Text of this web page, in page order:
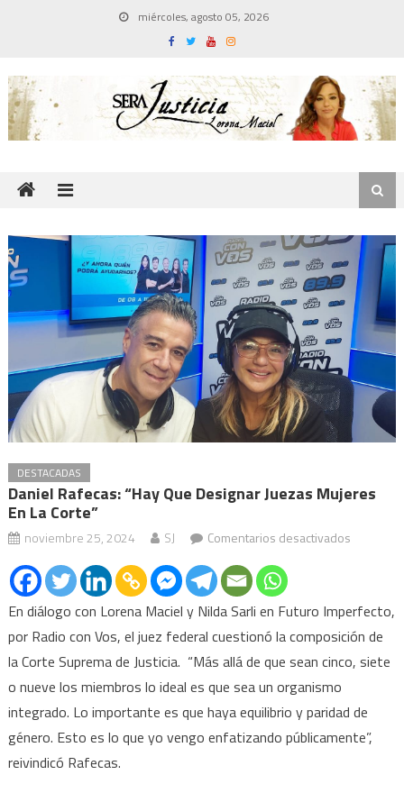
miércoles, agosto 05, 2026
DESTACADAS
Daniel Rafecas: “Hay Que Designar Juezas Mujeres
En La Corte”
noviembre 25, 2024 SJ Comentarios desactivadosen
“Hay
que
juezas
en
la
En diálogo con Lorena Maciel y Nilda Sarli en Futuro Imperfecto,
por Radio con Vos, el juez federal cuestionó la composición de
la Corte Suprema de Justicia. “Más allá de que sean cinco, siete
o nueve los miembros lo ideal es que sea un organismo
integrado. Lo importante es que haya equilibrio y paridad de
género. Esto es lo que yo vengo enfatizando públicamente”,
reivindicó Rafecas.